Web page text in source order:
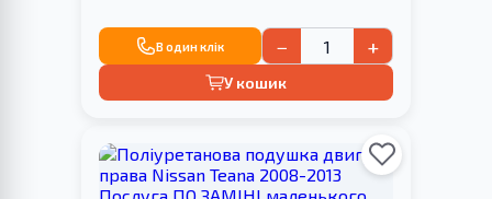
В один клік − +
У кошик